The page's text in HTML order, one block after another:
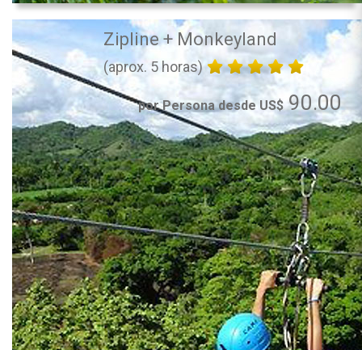
Zipline + Monkeyland
(aprox. 5 horas)
por Persona desde US$90.00